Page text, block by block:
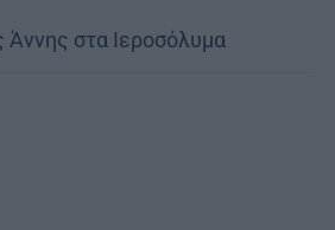
Άννης στα Ιεροσόλυμα